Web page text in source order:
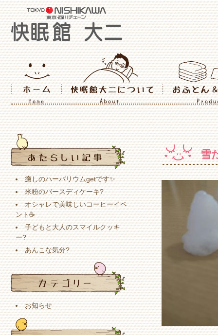
癒しのハーバリウムgetです✨
米粉のバースディケーキ?
オシャレで美味しいコーヒーイベ
ント☕️
子どもと大人のスマイルクッキ
ー?
あんこな気分?
お知らせ
雪